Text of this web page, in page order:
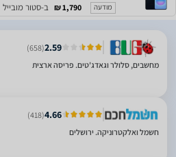
מודעה 1,790 ₪ ב-סטור מובייל
2.59
(658)
מחשבים, סלולר וגאדג'טים. פריסה ארצית
4.66
(418)
חשמל ואלקטרוניקה. ירושלים